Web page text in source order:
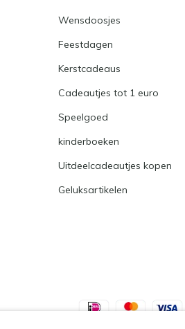
Wensdoosjes
Feestdagen
Kerstcadeaus
Cadeautjes tot 1 euro
Speelgoed
kinderboeken
Uitdeelcadeautjes kopen
Geluksartikelen